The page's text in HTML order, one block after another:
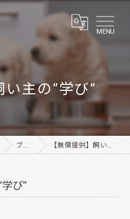
MENU
い主の”学び”
ブログ 【無償提供】飼い主の”学び”
び”